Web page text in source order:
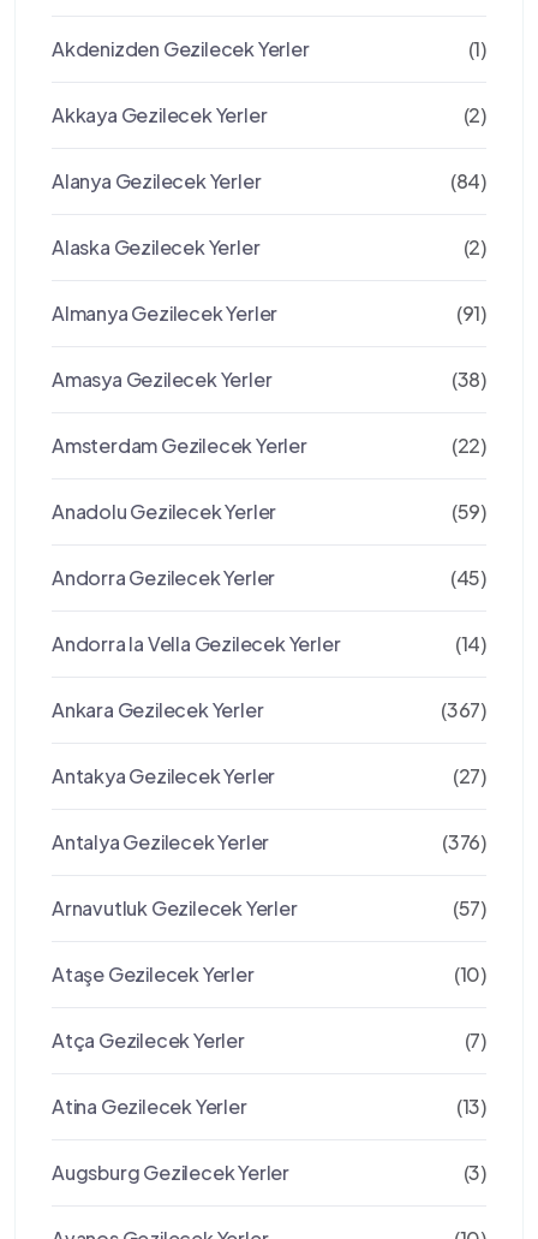
Akdenizden Gezilecek Yerler (1)
Akkaya Gezilecek Yerler (2)
Alanya Gezilecek Yerler (84)
Alaska Gezilecek Yerler (2)
Almanya Gezilecek Yerler (91)
Amasya Gezilecek Yerler (38)
Amsterdam Gezilecek Yerler (22)
Anadolu Gezilecek Yerler (59)
Andorra Gezilecek Yerler (45)
Andorra la Vella Gezilecek Yerler (14)
Ankara Gezilecek Yerler (367)
Antakya Gezilecek Yerler (27)
Antalya Gezilecek Yerler (376)
Arnavutluk Gezilecek Yerler (57)
Ataşe Gezilecek Yerler (10)
Atça Gezilecek Yerler (7)
Atina Gezilecek Yerler (13)
Augsburg Gezilecek Yerler (3)